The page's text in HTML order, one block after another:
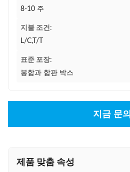
8-10 주
지불 조건:
L/C,T/T
표준 포장:
봉합과 합판 박스
지금 문의
제품 맞춤 속성